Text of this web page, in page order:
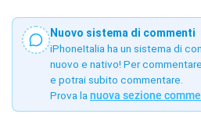
Nuovo sistema di commenti
iPhoneItalia ha un sistema di
nuovo e nativo! Per
e potrai subito commentare.
Prova la nuova sezione